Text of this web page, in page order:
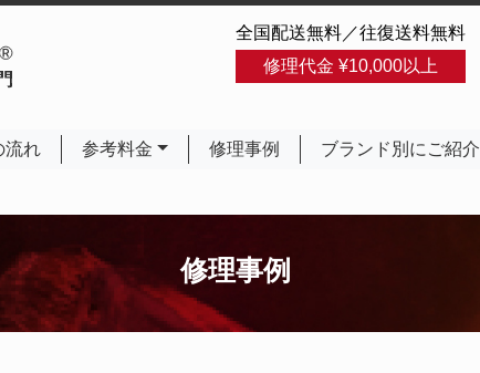
全国配送無料／往復送料無料
修理代金 ¥10,000以上
流れ 参考料金 修理事例 ブランド別にご紹介
修理事例